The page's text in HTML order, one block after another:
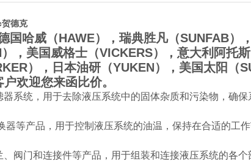
德克
哈威（HAWE），瑞典胜凡（SUNFAB）
，美国威格士（VICKERS），意大利阿托斯
），日本油研（YUKEN），美国太阳（
欢迎您来函比价。
系统，用于去除液压系统中的固体杂质和污染物，确保
等产品，用于控制液压系统的油温，保持在合适的工
阀门和连接件等产品，用于组装和连接液压系统的各个